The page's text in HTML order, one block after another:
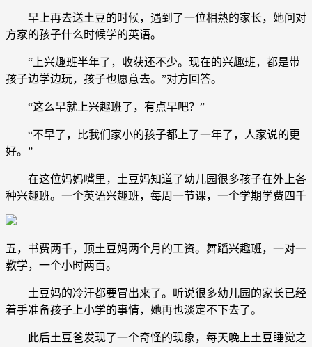
早上再去送土豆的时候，遇到了一位相熟的家长，她问对
方家的孩子什么时候学的英语。
“上兴趣班半年了，收获还不少。现在的兴趣班，都是带
孩子边学边玩，孩子也愿意去。”对方回答。
“这么早就上兴趣班了，有点早吧？”
“不早了，比我们家小的孩子都上了一年了，人家说的更
好。”
在这位妈妈嘴里，土豆妈知道了幼儿园很多孩子在外上各
种兴趣班。一个英语兴趣班，每周一节课，一个学期学费四千
五，书费两千，顶土豆妈两个月的工资。舞蹈兴趣班，一对一
教学，一个小时两百。
土豆妈的冷汗都要冒出来了。听说很多幼儿园的家长已经
着手准备孩子上小学的事情，她再也淡定不下去了。
此后土豆爸发现了一个奇怪的现象，每天晚上土豆睡觉之